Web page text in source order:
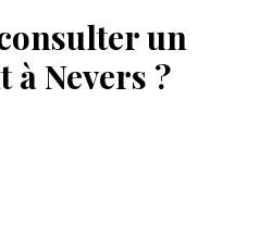
un
à Nevers ?